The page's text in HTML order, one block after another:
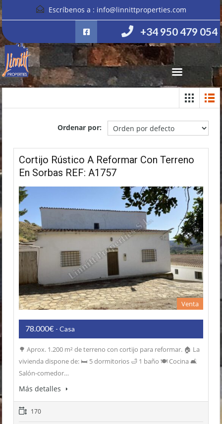
Escríbenos a : info@linnittproperties.com
+34 950 479 054
Ordenar por:
Cortijo Rústico A Reformar Con Terreno
En Sorbas REF: A1757
Venta
78.000€ - Casa
🌳 Aprox. 1.200 m² de terreno con cortijo para reformar. 🏠 La
vivienda dispone de: 🛏️ 5 dormitorios 🛁 1 baño 🍽️ Cocina 🛋️
Salón-comedor…
Más detalles
170